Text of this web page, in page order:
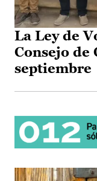
La Ley de
Consejo de
septiembre